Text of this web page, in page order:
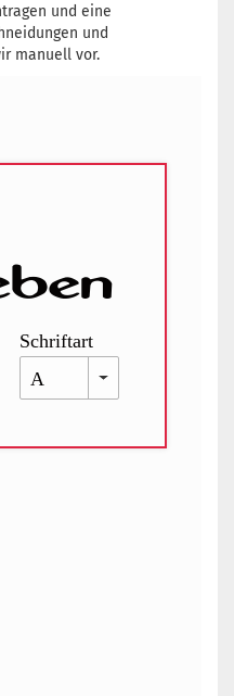
und eine
und
manuell vor.